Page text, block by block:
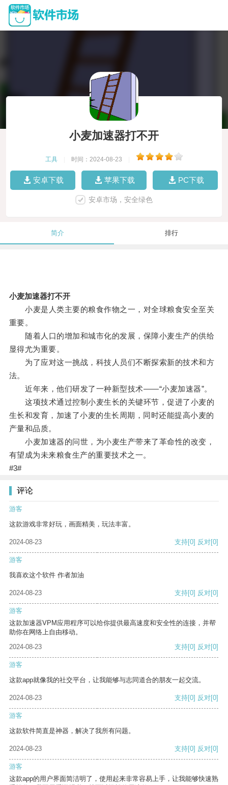
小麦加速器打不开
工具 时间：2024-08-23
安卓下载 苹果下载 PC下载
安卓市场，安全绿色
简介 排行
小麦加速器打不开
小麦是人类主要的粮食作物之一，对全球粮食安全至关
重要。
随着人口的增加和城市化的发展，保障小麦生产的供给
显得尤为重要。
为了应对这一挑战，科技人员们不断探索新的技术和方
法。
近年来，他们研发了一种新型技术——“小麦加速器”。
这项技术通过控制小麦生长的关键环节，促进了小麦的
生长和发育，加速了小麦的生长周期，同时还能提高小麦的
产量和品质。
小麦加速器的问世，为小麦生产带来了革命性的改变，
有望成为未来粮食生产的重要技术之一。
#3#
评论
游客
这款游戏非常好玩，画面精美，玩法丰富。
2024-08-23 支持[0] 反对[0]
游客
我喜欢这个软件 作者加油
2024-08-23 支持[0] 反对[0]
游客
这款加速器VPM应用程序可以给你提供最高速度和安全性的连接，并帮
助你在网络上自由移动。
2024-08-23
支持[0] 反对[0]
游客
这款app就像我的社交平台，让我能够与志同道合的朋友一起交流。
2024-08-23 支持[0] 反对[0]
游客
这款软件简直是神器，解决了我所有问题。
2024-08-23 支持[0] 反对[0]
游客
这款app的用户界面简洁明了，使用起来非常容易上手，让我能够快速熟